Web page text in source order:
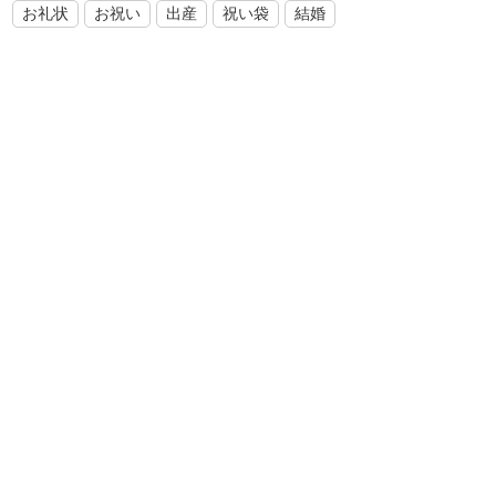
お礼状 お祝い 出産 祝い袋 結婚